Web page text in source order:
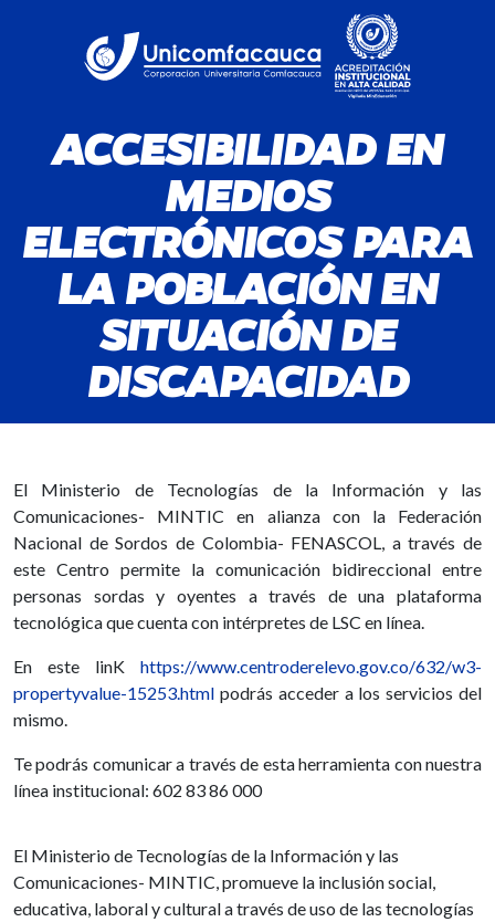
ACCESIBILIDAD EN
MEDIOS
ELECTRÓNICOS PARA
LA POBLACIÓN EN
SITUACIÓN DE
DISCAPACIDAD
El Ministerio de Tecnologías de la Información y las
Comunicaciones- MINTIC en alianza con la Federación
Nacional de Sordos de Colombia- FENASCOL, a través de
este Centro permite la comunicación bidireccional entre
personas sordas y oyentes a través de una plataforma
tecnológica que cuenta con intérpretes de LSC en línea.
En este linK https://www.centroderelevo.gov.co/632/w3-
propertyvalue-15253.html podrás acceder a los servicios del
mismo.
Te podrás comunicar a través de esta herramienta con nuestra
línea institucional: 602 83 86 000
El Ministerio de Tecnologías de la Información y las
Comunicaciones- MINTIC, promueve la inclusión social,
educativa, laboral y cultural a través de uso de las tecnologías